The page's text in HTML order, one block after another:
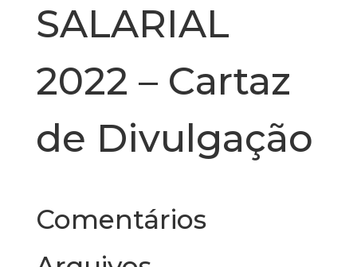
SALARIAL
2022 – Cartaz
de Divulgação
Comentários